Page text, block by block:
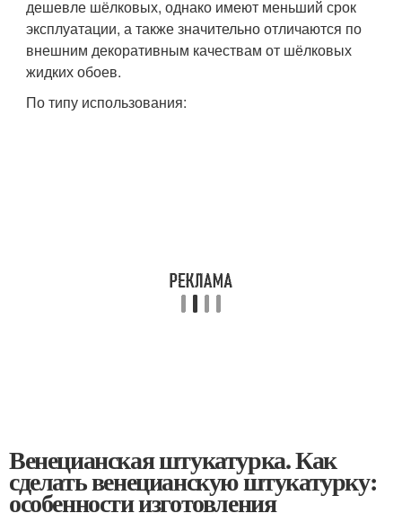
дешевле шёлковых, однако имеют меньший срок
эксплуатации, а также значительно отличаются по
внешним декоративным качествам от шёлковых
жидких обоев.
По типу использования:
Венецианская штукатурка. Как
сделать венецианскую штукатурку:
особенности изготовления